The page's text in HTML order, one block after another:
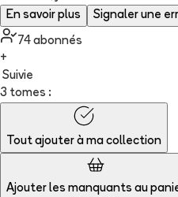
En savoir plus
Signaler une
74 abonnés
+
Suivie
3 tomes :
Tout ajouter à ma collection
Ajouter les manquants au